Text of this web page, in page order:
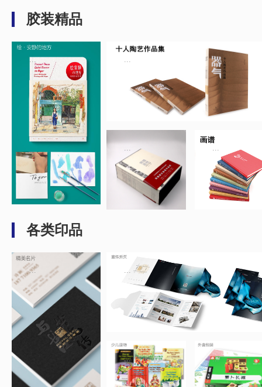
胶装精品
... ...
... ...
各类印品
... ...
... ...